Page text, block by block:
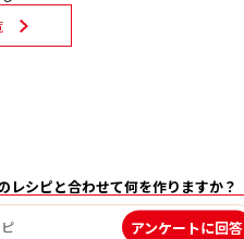
レシピと合わせて何を作りますか？
アンケートに回答